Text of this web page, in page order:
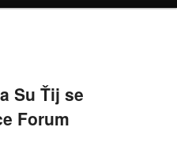
Su Ťij se
Forum